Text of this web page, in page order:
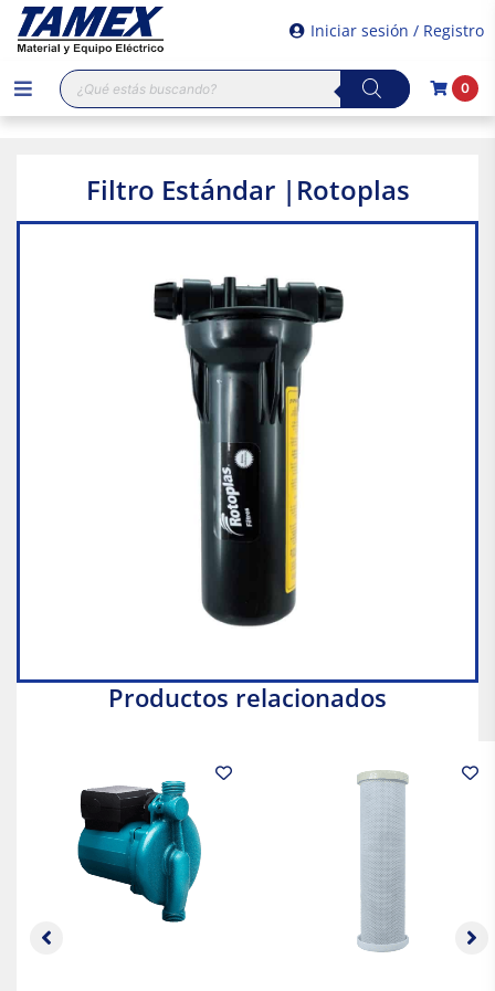
Iniciar sesión / Registro
Búsqueda
de
productos
0
Filtro Estándar |Rotoplas
Productos relacionados